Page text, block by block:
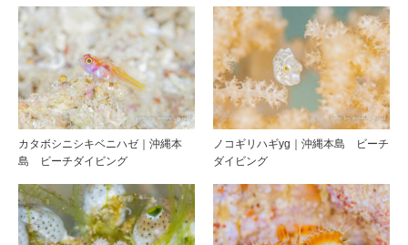
カタボシニシキベニハゼ｜沖縄本
島 ビーチダイビング
ノコギリハギyg｜沖縄本島 ビーチ
ダイビング